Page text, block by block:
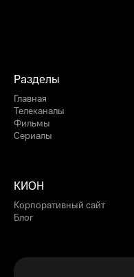
Разделы
Главная
Телеканалы
Фильмы
Сериалы
КИОН
Корпоративный сайт
Блог